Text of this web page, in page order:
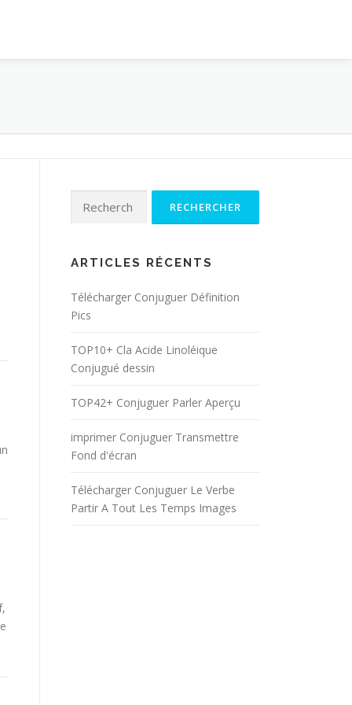
Rechercher :
ARTICLES RÉCENTS
Télécharger Conjuguer Définition
Pics
TOP10+ Cla Acide Linoléique
Conjugué dessin
TOP42+ Conjuguer Parler Aperçu
imprimer Conjuguer Transmettre
Fond d'écran
Télécharger Conjuguer Le Verbe
Partir A Tout Les Temps Images